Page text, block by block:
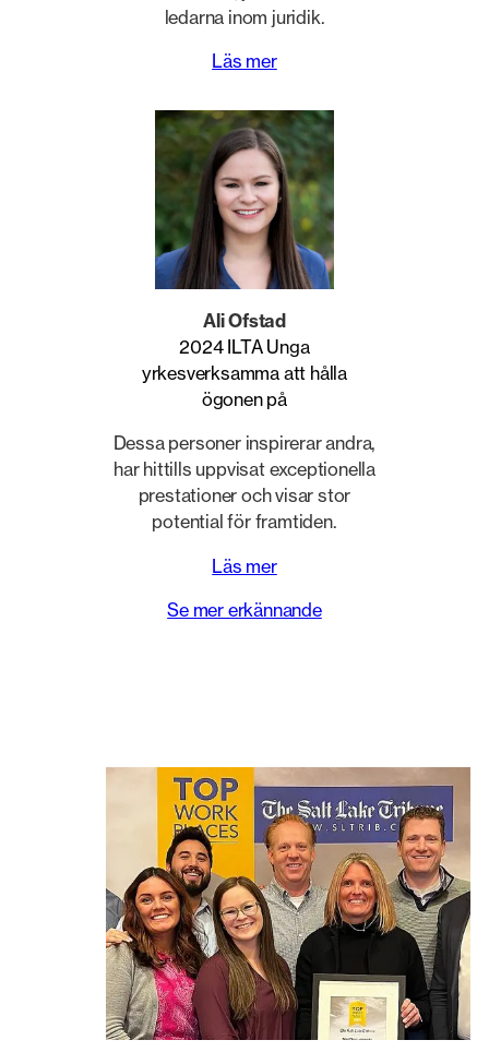
ledarna inom juridik.
Läs mer
Ali Ofstad
2024 ILTA Unga
yrkesverksamma att hålla
ögonen på
Dessa personer inspirerar andra,
har hittills uppvisat exceptionella
prestationer och visar stor
potential för framtiden.
Läs mer
Se mer erkännande